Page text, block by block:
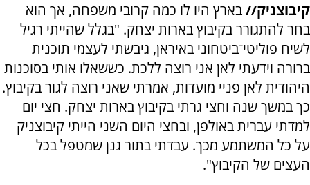
קיבוצניק//בארץ היו לו כמה קרובי משפחה, אך הוא
בחר להתגורר בקיבוץ בארות יצחק. "בגלל שהייתי רגיל
לשיח פוליטי־ביטחוני באיראן, גיבשתי לעצמי תוכנית
ברורה וידעתי לאן אני רוצה ללכת. כששאלו אותי בסוכנות
היהודית לאן פניי מועדות, אמרתי שאני רוצה לגור בקיבוץ.
כך במשך שנה וחצי גרתי בקיבוץ בארות יצחק. חצי יום
למדתי עברית באולפן, ובחצי היום השני הייתי קיבוצניק
על כל המשתמע מכך. עבדתי בתור גנן שמטפל בכל
העצים של הקיבוץ".